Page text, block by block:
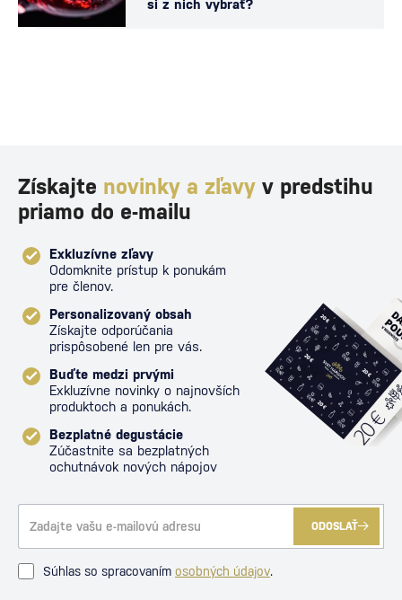
si z nich vybrať?
Získajte novinky a zľavy v predstihu
priamo do e-mailu
Exkluzívne zľavy
Odomknite prístup k ponukám
pre členov.
Personalizovaný obsah
Získajte odporúčania
prispôsobené len pre vás.
Buďte medzi prvými
Exkluzívne novinky o najnovších
produktoch a ponukách.
Bezplatné degustácie
Zúčastnite sa bezplatných
ochutnávok nových nápojov
ODOSLAŤ
Súhlas so spracovaním osobných údajov.